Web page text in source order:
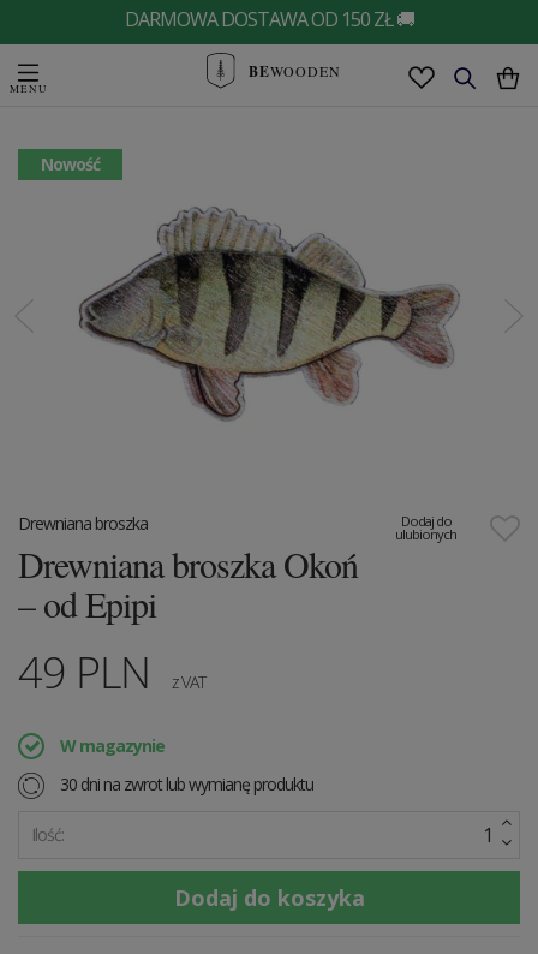
DARMOWA DOSTAWA OD 150 ZŁ 🚚
BEWOODEN
Nowość
Dodaj do
ulubionych
Drewniana broszka
Drewniana broszka Okoń
– od Epipi
49 PLN z VAT
W magazynie
30 dni na zwrot lub wymianę produktu
Ilość: